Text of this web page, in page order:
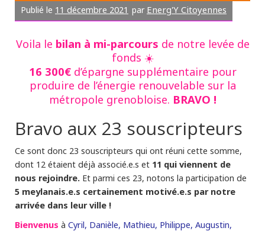
Publié le 11 décembre 2021 par Energ'Y Citoyennes
Voila le bilan à mi-parcours de notre levée de
fonds ☀️
16 300€d’épargne supplémentaire pour
produire de l’énergie renouvelable sur la
métropole grenobloise. BRAVO !
Bravo aux 23 souscripteurs
Ce sont donc 23 souscripteurs qui ont réuni cette somme,
dont 12 étaient déjà associé.e.s et 11 qui viennent de
nous rejoindre. Et parmi ces 23, notons la participation de
5 meylanais.e.s certainement motivé.e.s par notre
arrivée dans leur ville !
Bienvenus à Cyril, Danièle, Mathieu, Philippe, Augustin,